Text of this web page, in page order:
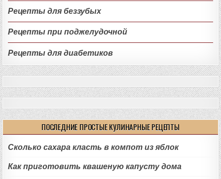
Рецепты для беззубых
Рецепты при поджелудочной
Рецепты для диабетиков
ПОСЛЕДНИЕ ПРОСТЫЕ КУЛИНАРНЫЕ РЕЦЕПТЫ
Сколько сахара класть в компот из яблок
Как приготовить квашеную капусту дома